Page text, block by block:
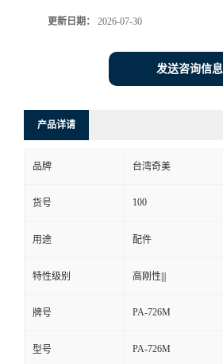
更新日期： 2026-07-30
发送咨询信息
产品详请
品牌 台湾奇美
货号 100
用途 配件
特性级别 高刚性|||
牌号 PA-726M
型号 PA-726M